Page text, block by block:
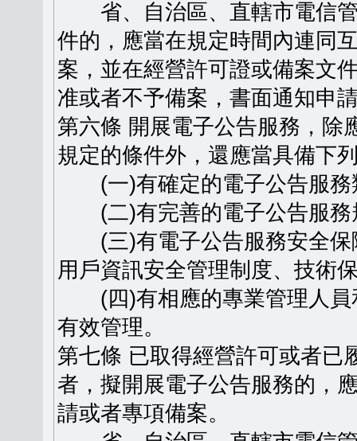
省、自治區、直轄市電信管
件的，應當在規定時間內連同
案，並在經營許可證或備案文
准或者不予備案，書面通知申
第六條 開展電子公告服務，除
規定的條件外，還應當具備下
(一)有確定的電子公告服務
(二)有完善的電子公告服務
(三)有電子公告服務安全保
用戶資訊安全管理制度、技術
(四)有相應的專業管理人員
有效管理。
第七條 已取得經營許可或者已
者，擬開展電子公告服務的，
請或者專項備案。